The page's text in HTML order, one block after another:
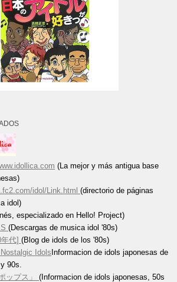
(La mejor y más antigua base
idol/Link.html (directorio de páginas
idol)
especializado en Hello! Project)
(Descargas de musica idol '80s)
代] (Blog de idols de los '80s)
IdolsInformacion de idols japonesas de
90s.
ップス」 (Informacion de idols japonesas, 50s